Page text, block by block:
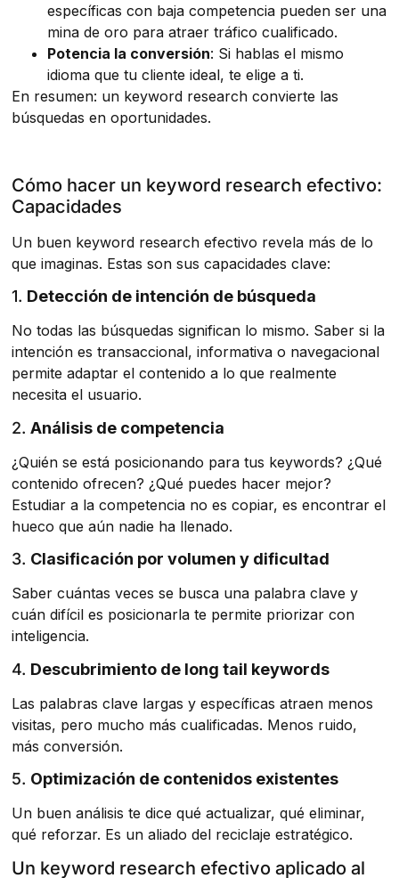
específicas con baja competencia pueden ser una
mina de oro para atraer tráfico cualificado.
Potencia la conversión: Si hablas el mismo
idioma que tu cliente ideal, te elige a ti.
En resumen: un keyword research convierte las
búsquedas en oportunidades.
Cómo hacer un keyword research efectivo:
Capacidades
Un buen keyword research efectivo revela más de lo
que imaginas. Estas son sus capacidades clave:
1. Detección de intención de búsqueda
No todas las búsquedas significan lo mismo. Saber si la
intención es transaccional, informativa o navegacional
permite adaptar el contenido a lo que realmente
necesita el usuario.
2.Análisis de competencia
¿Quién se está posicionando para tus keywords? ¿Qué
contenido ofrecen? ¿Qué puedes hacer mejor?
Estudiar a la competencia no es copiar, es encontrar el
hueco que aún nadie ha llenado.
3. Clasificación por volumen y dificultad
Saber cuántas veces se busca una palabra clave y
cuán difícil es posicionarla te permite priorizar con
inteligencia.
4. Descubrimiento de long tail keywords
Las palabras clave largas y específicas atraen menos
visitas, pero mucho más cualificadas. Menos ruido,
más conversión.
5. Optimización de contenidos existentes
Un buen análisis te dice qué actualizar, qué eliminar,
qué reforzar. Es un aliado del reciclaje estratégico.
Un keyword research efectivo aplicado al